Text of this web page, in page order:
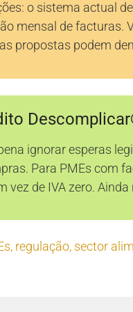
o sistema actual
mensal de facturas.
propostas podem
ignorar esperas
Para PMEs com
vez de IVA zero.
, regulação, sector